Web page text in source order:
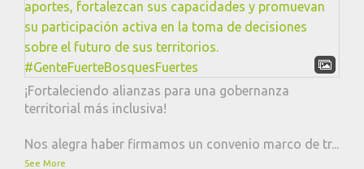
¡Fortaleciendo alianzas para una gobernanza
territorial más inclusiva!
Nos alegra haber firmamos un convenio marco de tr...
See More